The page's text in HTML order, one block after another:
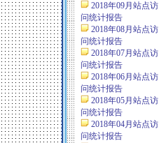
2018年09月站点访
问统计报告
2018年08月站点访
问统计报告
2018年07月站点访
问统计报告
2018年06月站点访
问统计报告
2018年05月站点访
问统计报告
2018年04月站点访
问统计报告